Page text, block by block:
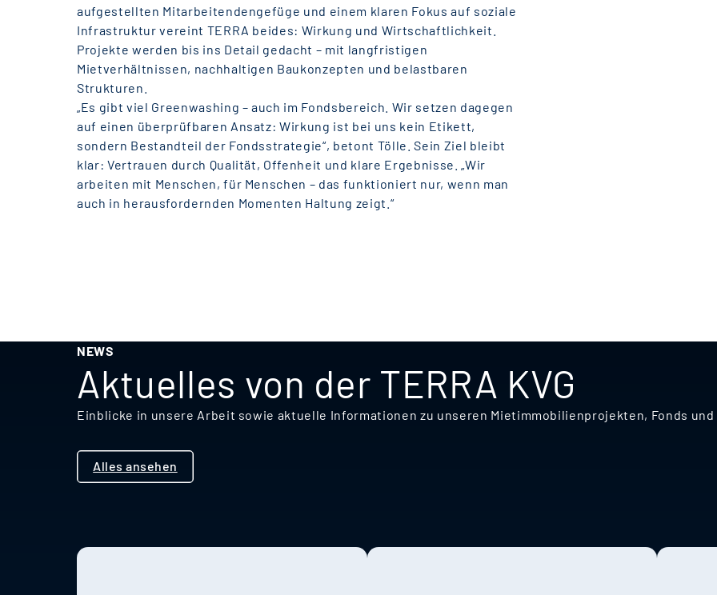
aufgestellten Mitarbeitendengefüge und einem klaren Fokus auf soziale
Infrastruktur vereint TERRA beides: Wirkung und Wirtschaftlichkeit.
Projekte werden bis ins Detail gedacht – mit langfristigen
Mietverhältnissen, nachhaltigen Baukonzepten und belastbaren
Strukturen.
„Es gibt viel Greenwashing – auch im Fondsbereich. Wir setzen dagegen
auf einen überprüfbaren Ansatz: Wirkung ist bei uns kein Etikett,
sondern Bestandteil der Fondsstrategie“, betont Tölle. Sein Ziel bleibt
klar: Vertrauen durch Qualität, Offenheit und klare Ergebnisse. „Wir
arbeiten mit Menschen, für Menschen – das funktioniert nur, wenn man
auch in herausfordernden Momenten Haltung zeigt.“
NEWS
Aktuelles von der TERRA KVG
Einblicke in unsere Arbeit sowie aktuelle Informationen zu unseren Mietimmobilienprojekten, Fonds und
Alles ansehen